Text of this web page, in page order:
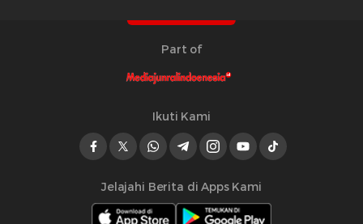
Part of
Ikuti Kami
Jelajahi Berita di Apps Kami